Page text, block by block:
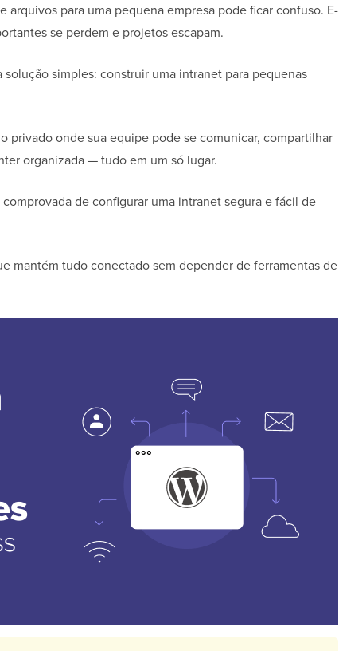
arquivos para uma pequena empresa pode ficar confuso. E-
se perdem e projetos escapam.
simples: construir uma intranet para pequenas
privado onde sua equipe pode se comunicar, compartilhar
organizada — tudo em um só lugar.
de configurar uma intranet segura e fácil de
mantém tudo conectado sem depender de ferramentas de